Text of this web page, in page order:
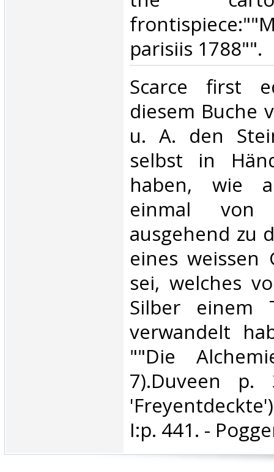
parisiis 1788"".‎
‎Scarce first
diesem Buche
u. A. den
selbst in
haben, wie
einmal von
ausgehend zu
eines weissen
sei, welches
Silber einem
verwandelt
""Die
7).Duveen p.
I:p. 441. -